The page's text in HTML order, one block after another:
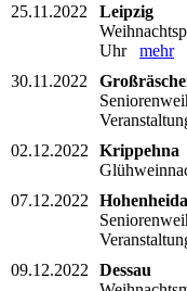
25.11.2022
Leipzig
Uhr mehr
30.11.2022
02.12.2022
Krippehna
07.12.2022
Hohenheida
09.12.2022
Dessau